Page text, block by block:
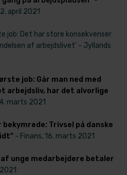
april 2021
j​ob: Det har store konsekvenser
af arbejdslivet’ - Jyllands
job: Går man ned med
arbejdsliv, har det alvorlige
marts 2021
Trivsel på danske
- Finans, 16. marts 2021
unge medarbejdere betaler